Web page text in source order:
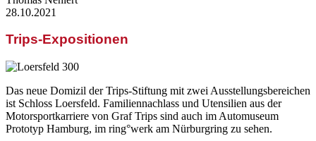
28.10.2021
Trips-Expositionen
Das neue Domizil der Trips-Stiftung mit zwei Ausstellungsbereichen
ist Schloss Loersfeld. Familiennachlass und Utensilien aus der
Motorsportkarriere von Graf Trips sind auch im Automuseum
Prototyp Hamburg, im ring°werk am Nürburgring zu sehen.